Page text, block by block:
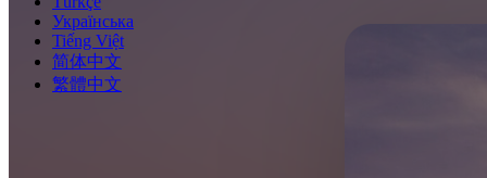
Українська
Tiếng Việt
简体中文
繁體中文